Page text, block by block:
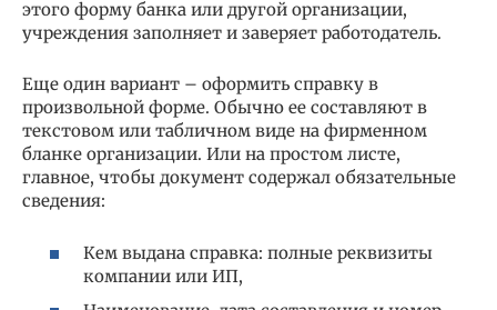
этого форму банка или другой организации,
учреждения заполняет и заверяет работодатель.
Еще один вариант – оформить справку в
произвольной форме. Обычно ее составляют в
текстовом или табличном виде на фирменном
бланке организации. Или на простом листе,
главное, чтобы документ содержал обязательные
сведения:
Кем выдана справка: полные реквизиты
компании или ИП,